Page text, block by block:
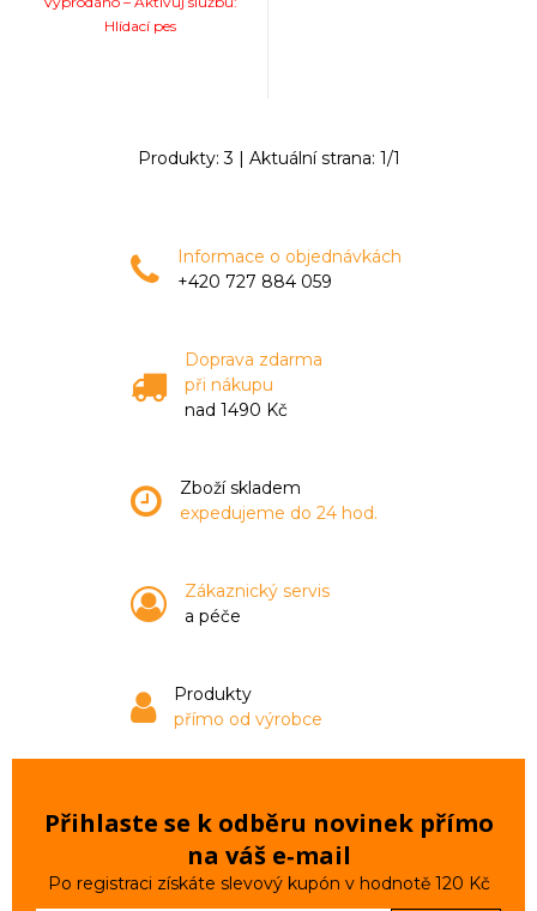
Hlídací pes
Produkty:3 | Aktuální strana: 1/1
Informace o objednávkách
+420 727 884 059
Doprava zdarma
při nákupu
nad 1490 Kč
Zboží skladem
expedujeme do 24 hod.
Zákaznický servis
a péče
Produkty
přímo od výrobce
Přihlaste se k odběru novinek přímo
na váš e‑mail
Po registraci získáte slevový kupón v hodnotě 120 Kč